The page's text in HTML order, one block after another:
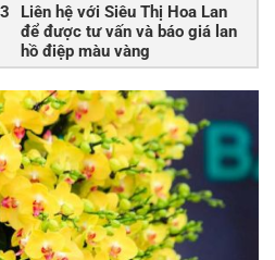
Liên hệ với Siêu Thị Hoa Lan
để được tư vấn và báo giá lan
hồ điệp màu vàng